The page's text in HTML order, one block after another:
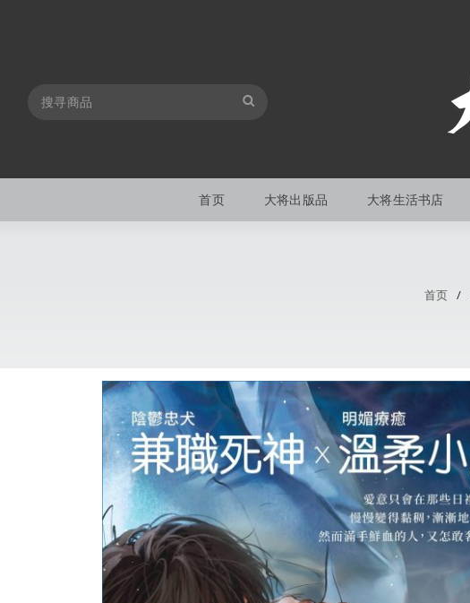
首页 大将出版品 大将生活书店
首页 /